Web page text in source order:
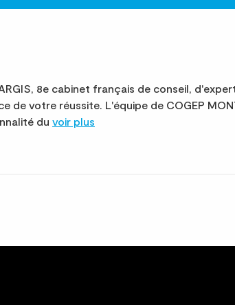
8e cabinet français de conseil,
de votre réussite. L'équipe de COGEP
du voir plus